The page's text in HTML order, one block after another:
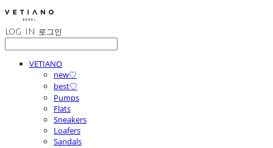
LOG IN 로그인
VETIANO
new♡
best♡
Pumps
Flats
Sneakers
Loafers
Sandals